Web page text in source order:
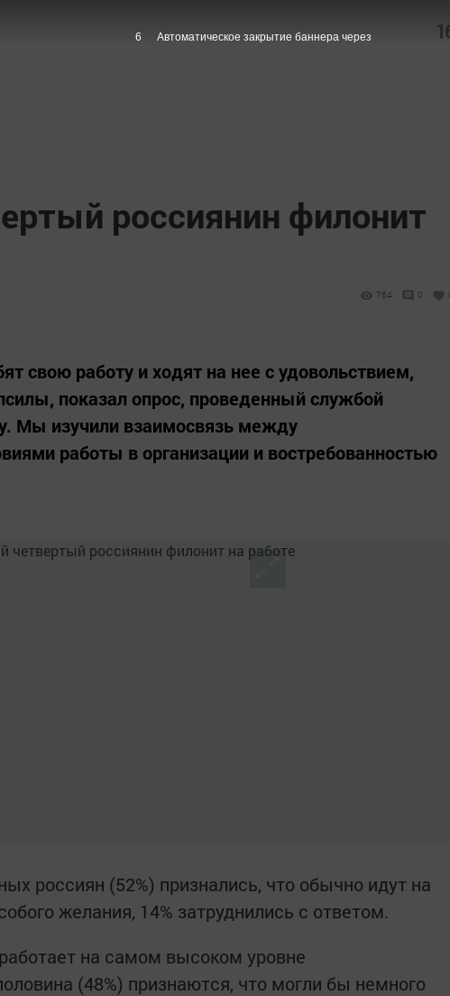
россиянин филонит
764 0
свою работу и ходят на нее с удовольствием,
показал опрос, проведенный службой
Мы изучили взаимосвязь между
работы в организации и востребованностью
россиян (52%) признались, что обычно идут на
желания, 14% затруднились с ответом.
на самом высоком уровне
(48%) признаются, что могли бы немного
5 Автоматическое закрытие баннера через